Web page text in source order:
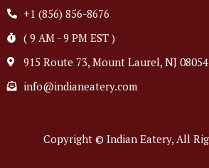
+1 (856) 856-8676
( 9 AM - 9 PM EST )
915 Route 73, Mount Laurel, NJ 08054
info@indianeatery.com
Copyright © Indian Eatery, All